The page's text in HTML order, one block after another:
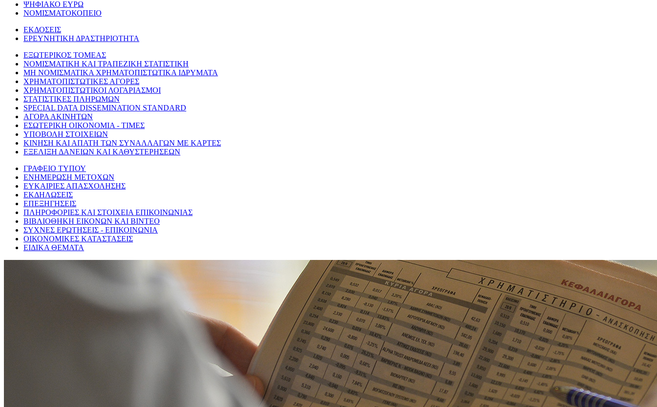
ΨΗΦΙΑΚΟ ΕΥΡΩ
ΝΟΜΙΣΜΑΤΟΚΟΠΕΙΟ
ΕΚΔΟΣΕΙΣ
ΕΡΕΥΝΗΤΙΚΗ ΔΡΑΣΤΗΡΙΟΤΗΤΑ
ΕΞΩΤΕΡΙΚΟΣ ΤΟΜΕΑΣ
ΝΟΜΙΣΜΑΤΙΚΗ ΚΑΙ ΤΡΑΠΕΖΙΚΗ ΣΤΑΤΙΣΤΙΚΗ
ΜΗ ΝΟΜΙΣΜΑΤΙΚΑ ΧΡΗΜΑΤΟΠΙΣΤΩΤΙΚΑ ΙΔΡΥΜΑΤΑ
ΧΡΗΜΑΤΟΠΙΣΤΩΤΙΚΕΣ ΑΓΟΡΕΣ
ΧΡΗΜΑΤΟΠΙΣΤΩΤΙΚΟΙ ΛΟΓΑΡΙΑΣΜΟΙ
ΣΤΑΤΙΣΤΙΚΕΣ ΠΛΗΡΩΜΩΝ
SPECIAL DATA DISSEMINATION STANDARD
ΑΓΟΡΑ ΑΚΙΝΗΤΩΝ
ΕΣΩΤΕΡΙΚΗ ΟΙΚΟΝΟΜΙΑ - ΤΙΜΕΣ
ΥΠΟΒΟΛΗ ΣΤΟΙΧΕΙΩΝ
ΚΙΝΗΣΗ ΚΑΙ ΑΠΑΤΗ ΤΩΝ ΣΥΝΑΛΛΑΓΩΝ ΜΕ ΚΑΡΤΕΣ
ΕΞΕΛΙΞΗ ΔΑΝΕΙΩΝ ΚΑΙ ΚΑΘΥΣΤΕΡΗΣΕΩΝ
ΓΡΑΦΕΙΟ ΤΥΠΟΥ
ΕΝΗΜΕΡΩΣΗ ΜΕΤΟΧΩΝ
ΕΥΚΑΙΡΙΕΣ ΑΠΑΣΧΟΛΗΣΗΣ
ΕΚΔΗΛΩΣΕΙΣ
ΕΠΕΞΗΓΗΣΕΙΣ
ΠΛΗΡΟΦΟΡΙΕΣ ΚΑΙ ΣΤΟΙΧΕΙΑ ΕΠΙΚΟΙΝΩΝΙΑΣ
ΒΙΒΛΙΟΘΗΚΗ ΕΙΚΟΝΩΝ ΚΑΙ ΒΙΝΤΕΟ
ΣΥΧΝΕΣ ΕΡΩΤΗΣΕΙΣ - ΕΠΙΚΟΙΝΩΝΙΑ
ΟΙΚΟΝΟΜΙΚΕΣ ΚΑΤΑΣΤΑΣΕΙΣ
ΕΙΔΙΚΑ ΘΕΜΑΤΑ